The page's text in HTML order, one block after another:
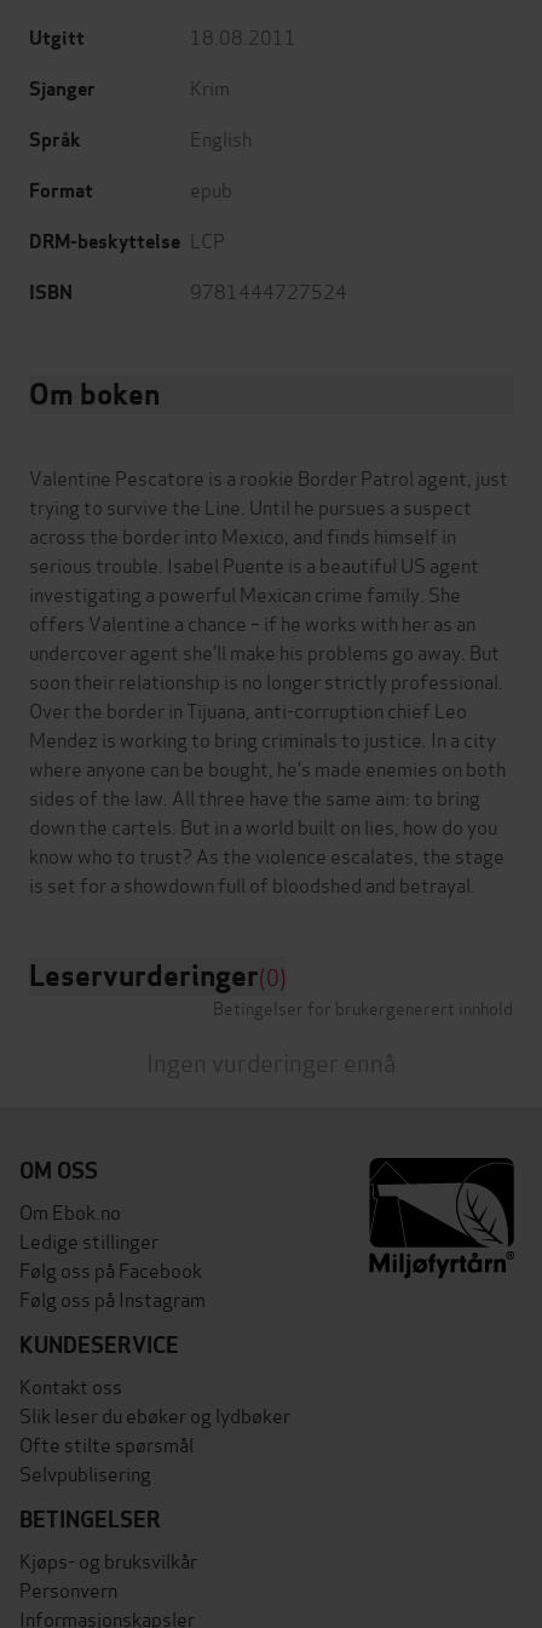
Utgitt 18.08.2011
Sjanger Krim
Språk English
Format epub
DRM-beskyttelse LCP
ISBN 9781444727524
Om boken
Valentine Pescatore is a rookie Border Patrol agent, just
trying to survive the Line. Until he pursues a suspect
across the border into Mexico, and finds himself in
serious trouble. Isabel Puente is a beautiful US agent
investigating a powerful Mexican crime family. She
offers Valentine a chance – if he works with her as an
undercover agent she’ll make his problems go away. But
soon their relationship is no longer strictly professional.
Over the border in Tijuana, anti-corruption chief Leo
Mendez is working to bring criminals to justice. In a city
where anyone can be bought, he’s made enemies on both
sides of the law. All three have the same aim: to bring
down the cartels. But in a world built on lies, how do you
know who to trust? As the violence escalates, the stage
Leservurderinger(0)
Betingelser for brukergenerert innhold
Ingen vurderinger ennå
OM OSS
Om Ebok.no
Ledige stillinger
Følg oss på Facebook
Følg oss på Instagram
KUNDESERVICE
Kontakt oss
Slik leser du ebøker og lydbøker
Ofte stilte spørsmål
Selvpublisering
BETINGELSER
Kjøps- og bruksvilkår
Personvern
Informasjonskapsler